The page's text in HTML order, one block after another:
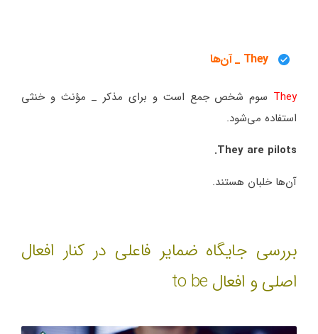
They _ آن‌ها
They سوم شخص جمع است و برای مذکر _ مؤنث و خنثی
استفاده می‌شود.
They are pilots.
آن‌ها خلبان هستند.
بررسی جایگاه ضمایر فاعلی در کنار افعال
اصلی و افعال to be